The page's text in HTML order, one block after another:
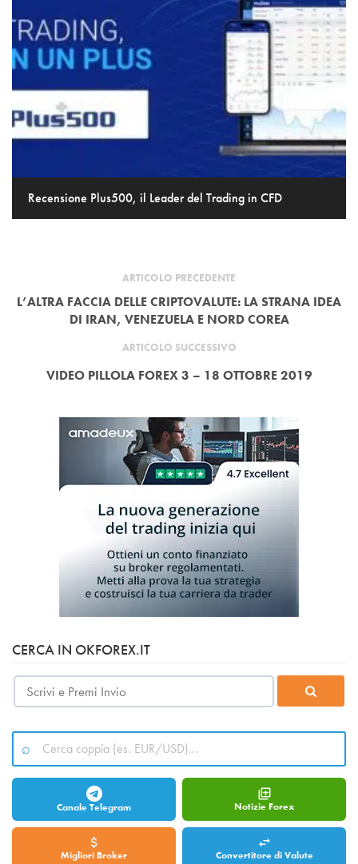
Recensione Plus500, il Leader del Trading in CFD
ARTICOLO PRECEDENTE
L’ALTRA FACCIA DELLE CRIPTOVALUTE: LA STRANA IDEA
DI IRAN, VENEZUELA E NORD COREA
ARTICOLO SUCCESSIVO
VIDEO PILLOLA FOREX 3 – 18 OTTOBRE 2019
CERCA IN OKFOREX.IT
Canale Telegram Notizie Forex
Migliori Broker Convertitore di Valute